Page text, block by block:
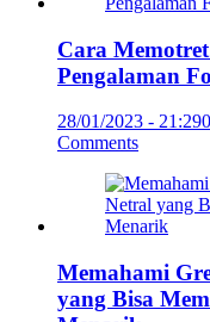
Cara
Pengalaman
28/01/2023 - 21:29
Comments
Memahami
yang Bisa